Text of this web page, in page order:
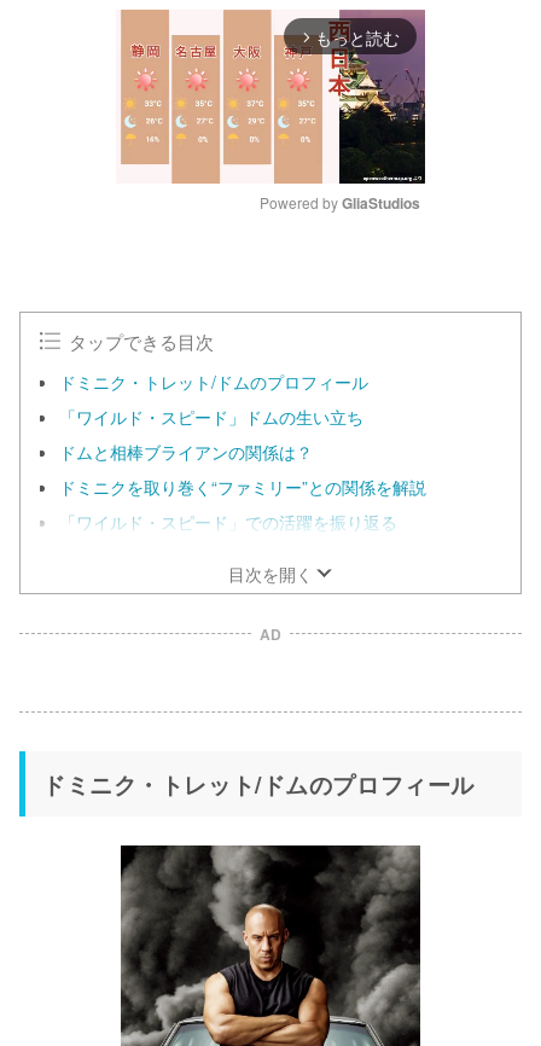
arrow_forward_ios もっと読む
Powered by GliaStudios
タップできる目次
ドミニク・トレット/ドムのプロフィール
「ワイルド・スピード」ドムの生い立ち
ドムと相棒ブライアンの関係は？
ドミニクを取り巻く“ファミリー”との関係を解説
「ワイルド・スピード」での活躍を振り返る
目次を開く
AD
ドミニク・トレット/ドムのプロフィール